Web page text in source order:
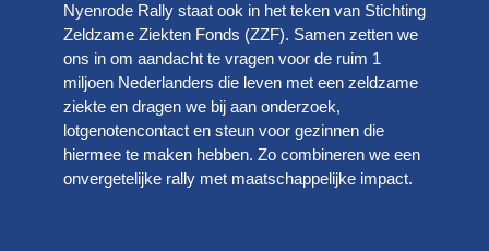
Nyenrode Rally staat ook in het teken van Stichting
Zeldzame Ziekten Fonds (ZZF). Samen zetten we
ons in om aandacht te vragen voor de ruim 1
miljoen Nederlanders die leven met een zeldzame
ziekte en dragen we bij aan onderzoek,
lotgenotencontact en steun voor gezinnen die
hiermee te maken hebben. Zo combineren we een
onvergetelijke rally met maatschappelijke impact.